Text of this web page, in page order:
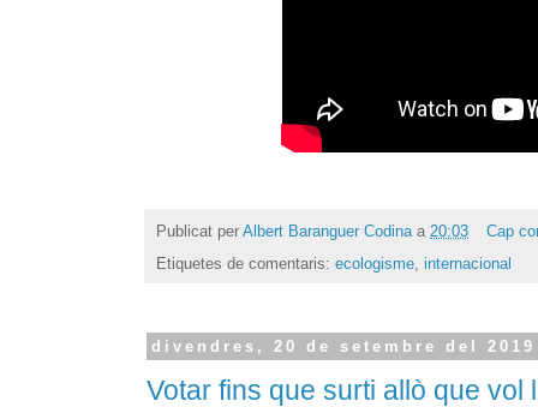
Publicat per Albert Baranguer Codina a 20:03
Cap
Etiquetes de comentaris: ecologisme, internacional
divendres, 20 de setembre del 2019
Votar fins que surti allò que vol